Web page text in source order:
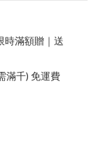
時滿額贈｜送
滿千) 免運費